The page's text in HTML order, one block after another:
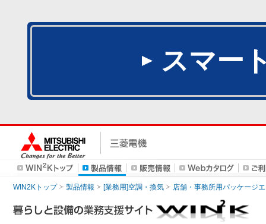
スマー
WIN2Kトップ 製品情報 [業務用]空調・換気 店舗・事務所用パッケージ